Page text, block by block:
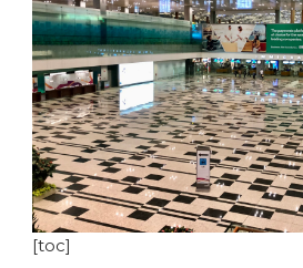
[toc]